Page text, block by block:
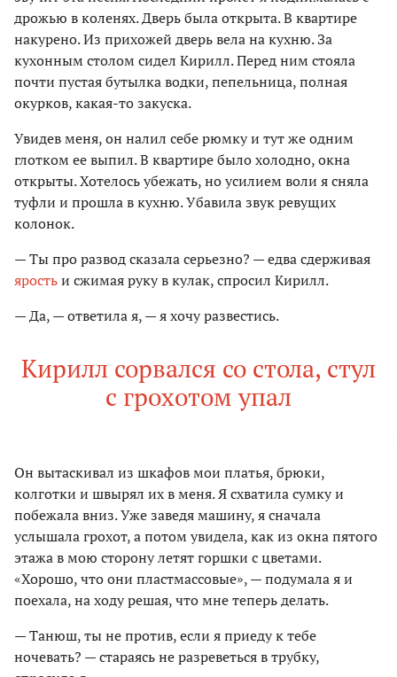
дрожью в коленях. Дверь была открыта. В квартире
накурено. Из прихожей дверь вела на кухню. За
кухонным столом сидел Кирилл. Перед ним стояла
почти пустая бутылка водки, пепельница, полная
окурков, какая-то закуска.
Увидев меня, он налил себе рюмку и тут же одним
глотком ее выпил. В квартире было холодно, окна
открыты. Хотелось убежать, но усилием воли я сняла
туфли и прошла в кухню. Убавила звук ревущих
колонок.
— Ты про развод сказала серьезно? — едва сдерживая
яростьи сжимая руку в кулак, спросил Кирилл.
— Да, — ответила я, — я хочу развестись.
Кирилл сорвался со стола, стул
с грохотом упал
Он вытаскивал из шкафов мои платья, брюки,
колготки и швырял их в меня. Я схватила сумку и
побежала вниз. Уже заведя машину, я сначала
услышала грохот, а потом увидела, как из окна пятого
этажа в мою сторону летят горшки с цветами.
«Хорошо, что они пластмассовые», — подумала я и
поехала, на ходу решая, что мне теперь делать.
— Танюш, ты не против, если я приеду к тебе
ночевать? — стараясь не разреветься в трубку,